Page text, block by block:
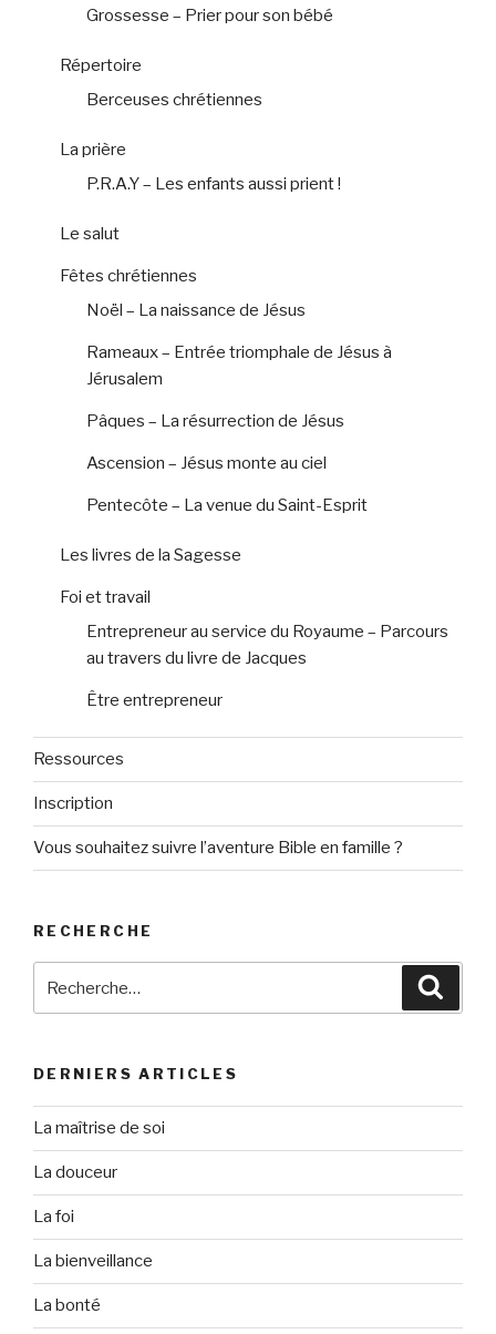
Grossesse – Prier pour son bébé
Répertoire
Berceuses chrétiennes
La prière
P.R.A.Y – Les enfants aussi prient !
Le salut
Fêtes chrétiennes
Noël – La naissance de Jésus
Rameaux – Entrée triomphale de Jésus à
Jérusalem
Pâques – La résurrection de Jésus
Ascension – Jésus monte au ciel
Pentecôte – La venue du Saint-Esprit
Les livres de la Sagesse
Foi et travail
Entrepreneur au service du Royaume – Parcours
au travers du livre de Jacques
Être entrepreneur
Ressources
Inscription
Vous souhaitez suivre l’aventure Bible en famille ?
RECHERCHE
pour
DERNIERS ARTICLES
La maîtrise de soi
La douceur
La foi
La bienveillance
La bonté